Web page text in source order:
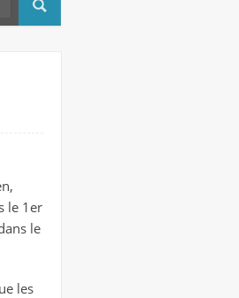
le 1er
le
les